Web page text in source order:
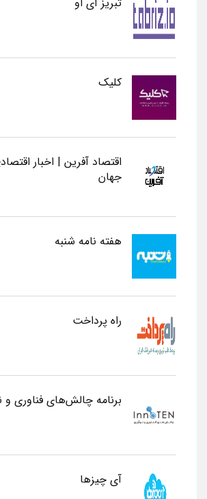
کلیک
اقتصاد آفرین | اخبار
جهان
هفته نامه شنبه
راه پرداخت
برنامه چالش‌های فناوری و
آی چیزها